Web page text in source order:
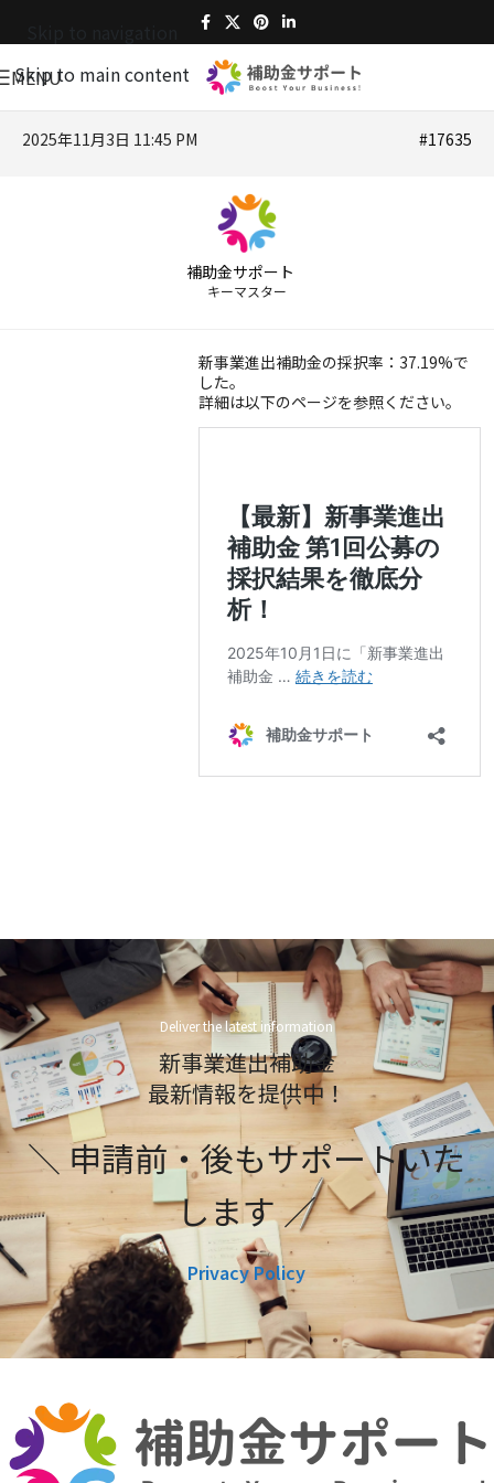
Skip to main content
MENU
2025年11月3日 11:45 PM #17635
補助金サポート
キーマスター
新事業進出補助金の採択率：37.19%で
した。
詳細は以下のページを参照ください。
Deliver the latest information
新事業進出補助金
最新情報を提供中！
＼ 申請前・後もサポートいた
します ／
Privacy Policy